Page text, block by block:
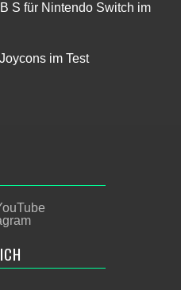
S für Nintendo Switch im
im Test